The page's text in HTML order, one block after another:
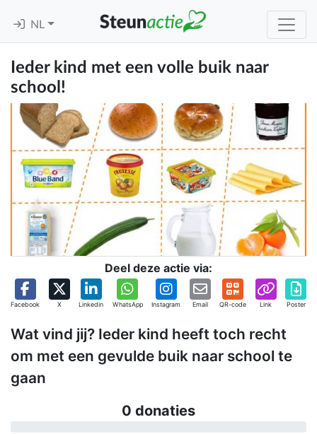
NL
Ieder kind met een volle buik naar
school!
Deel deze actie via:
Facebook X Linkedin WhatsApp Instagram Email QR-code Link Poster
Wat vind jij? Ieder kind heeft toch recht
om met een gevulde buik naar school te
gaan
0 donaties